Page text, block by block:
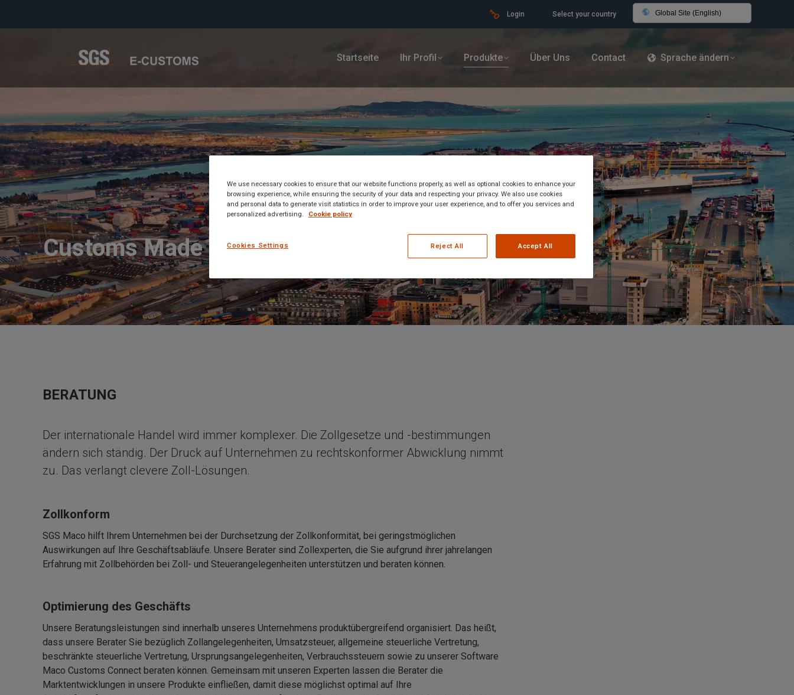
Login Select your country Global Site (English)
Startseite Ihr Profil Produkte Über Uns Contact Sprache ändern
Customs Made Simple
BERATUNG
Der internationale Handel wird immer komplexer. Die Zollgesetze und -bestimmungen
ändern sich ständig. Der Druck auf Unternehmen zu rechtskonformer Abwicklung nimmt
zu. Das verlangt clevere Zoll-Lösungen.
Zollkonform
SGS Maco hilft Ihrem Unternehmen bei der Durchsetzung der Zollkonformität, bei geringstmöglichen
Auswirkungen auf Ihre Geschäftsabläufe. Unsere Berater sind Zollexperten, die Sie aufgrund ihrer jahrelangen
Erfahrung mit Zollbehörden bei Zoll- und Steuerangelegenheiten unterstützen und beraten können.
Optimierung des Geschäfts
Unsere Beratungsleistungen sind innerhalb unseres Unternehmens produktübergreifend organisiert. Das heißt,
dass unsere Berater Sie bezüglich Zollangelegenheiten, Umsatzsteuer, allgemeine steuerliche Vertretung,
beschränkte steuerliche Vertretung, Ursprungsangelegenheiten, Verbrauchssteuern sowie zu unserer Software
Maco Customs Connect beraten können. Gemeinsam mit unseren Experten lassen die Berater die
Marktentwicklungen in unsere Produkte einfließen, damit diese möglichst optimal auf Ihre
We use necessary cookies to ensure that our website functions properly, as well as optional cookies to enhance your
browsing experience, while ensuring the security of your data and respecting your privacy. We also use cookies
and personal data to generate visit statistics in order to improve your user experience, and to offer you services and
personalized advertising.
Cookie policy
Cookies Settings Reject All Accept All